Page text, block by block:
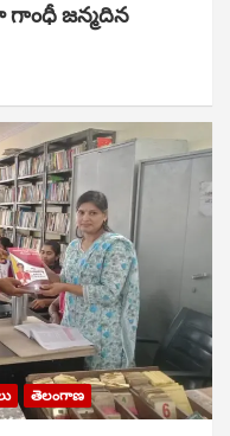
జ‌న్మ‌దిన
తెలంగాణ